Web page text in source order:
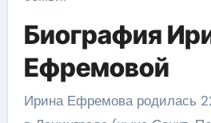
Биография
Ефремовой
Ирина Ефремова родилась